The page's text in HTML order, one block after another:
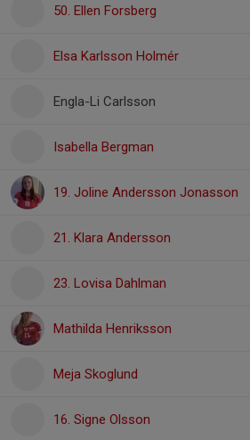
50. Ellen Forsberg
Elsa Karlsson Holmér
Engla-Li Carlsson
Isabella Bergman
19. Joline Andersson Jonasson
21. Klara Andersson
23. Lovisa Dahlman
Mathilda Henriksson
Meja Skoglund
16. Signe Olsson